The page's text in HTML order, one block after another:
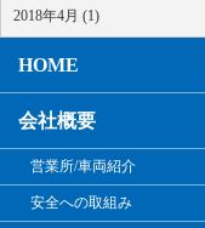
2018年4月 (1)
HOME
会社概要
営業所/車両紹介
安全への取組み